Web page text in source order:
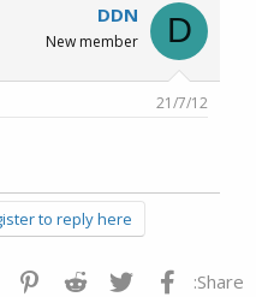
D
DDN
New member
21/7/12
to reply here.
Share: פייסבוק Twitter
Reddit